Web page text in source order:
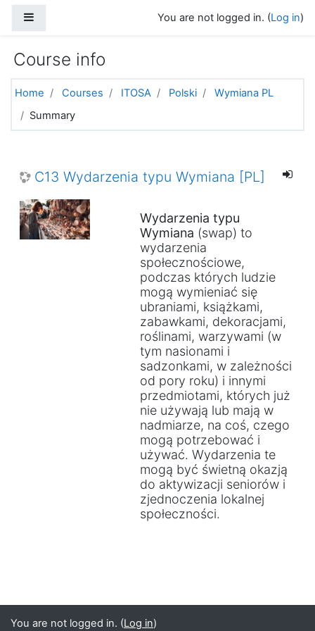
You are not logged in. (Log in)
Course info
Home Courses ITOSA Polski
Wymiana PL
Summary
C13 Wydarzenia typu Wymiana [PL]
Wydarzenia typu
Wymiana (swap) to
wydarzenia
społecznościowe,
podczas których ludzie
mogą wymieniać się
ubraniami, książkami,
zabawkami, dekoracjami,
roślinami, warzywami (w
tym nasionami i
sadzonkami, w zależności
od pory roku) i innymi
przedmiotami, których już
nie używają lub mają w
nadmiarze, na coś, czego
mogą potrzebować i
używać. Wydarzenia te
mogą być świetną okazją
do aktywizacji seniorów i
zjednoczenia lokalnej
społeczności.
You are not logged in. (Log in)